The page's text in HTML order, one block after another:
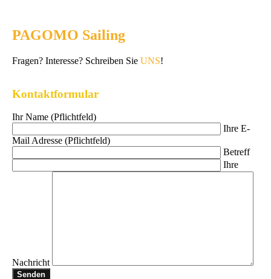
PAGOMO Sailing
Fragen? Interesse? Schreiben Sie UNS!
Kontaktformular
Ihr Name (Pflichtfeld)
Ihre E-
Mail Adresse (Pflichtfeld)
Betreff
Ihre
Nachricht